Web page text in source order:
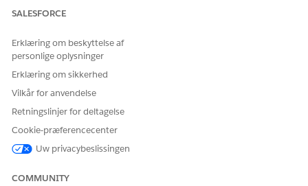
derefter på
I Tildelinger for tilladelsessætlicenser skal du klikke på
Rediger tildelinger
VælgIndustry Service Excellence
Omnistudio User and Financial Services Cloud Extension
ellerFSC Serviceeller
LØSTE DENNE ARTIKEL DIT PROBLEM?
SALESFORCE
Erklæring om beskyttelse af
personlige oplysninger
Erklæring om sikkerhed
Vilkår for anvendelse
Retningslinjer for deltagelse
Cookie-præferencecenter
Uw privacybeslissingen
COMMUNITY